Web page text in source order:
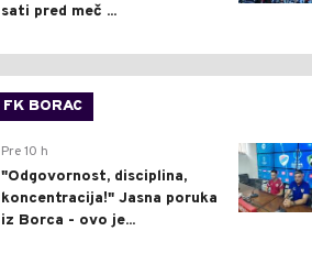
sati pred meč ...
FK BORAC
Pre 10 h
"Odgovornost, disciplina,
koncentracija!" Jasna poruka
iz Borca - ovo je...